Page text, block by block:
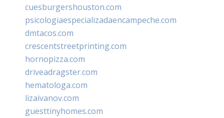
cuesburgershouston.com
psicologiaespecializadaencampeche.com
dmtacos.com
crescentstreetprinting.com
hornopizza.com
driveadragster.com
hematologa.com
lizaivanov.com
guesttinyhomes.com